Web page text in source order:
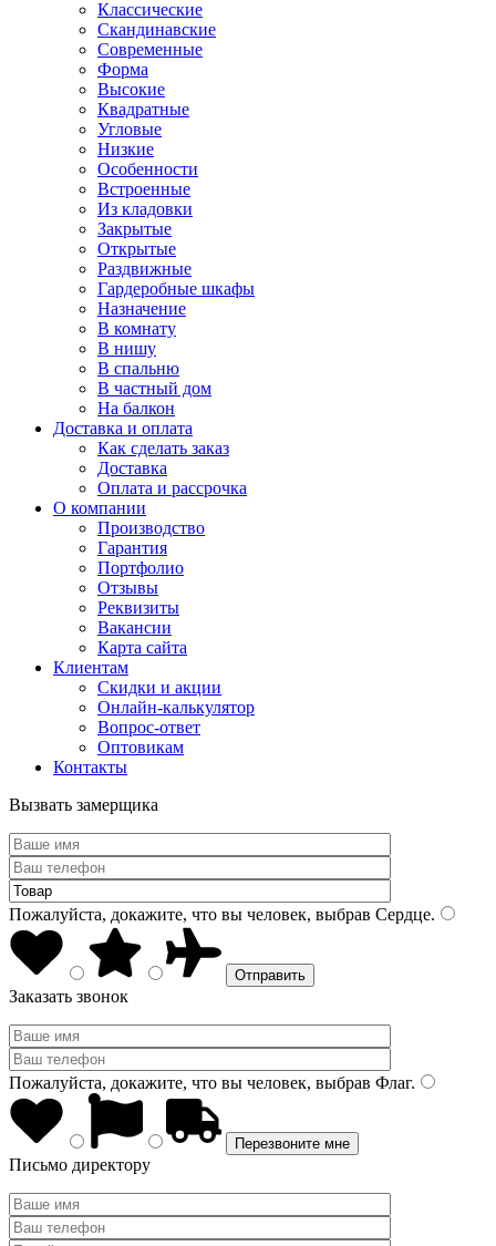
Классические
Скандинавские
Современные
Форма
Высокие
Квадратные
Угловые
Низкие
Особенности
Встроенные
Из кладовки
Закрытые
Открытые
Раздвижные
Гардеробные шкафы
Назначение
В комнату
В нишу
В спальню
В частный дом
На балкон
Доставка и оплата
Как сделать заказ
Доставка
Оплата и рассрочка
О компании
Производство
Гарантия
Портфолио
Отзывы
Реквизиты
Вакансии
Карта сайта
Клиентам
Скидки и акции
Онлайн-калькулятор
Вопрос-ответ
Оптовикам
Контакты
Вызвать замерщика
Пожалуйста, докажите, что вы человек, выбрав Сердце.
Заказать звонок
Пожалуйста, докажите, что вы человек, выбрав Флаг.
Письмо директору